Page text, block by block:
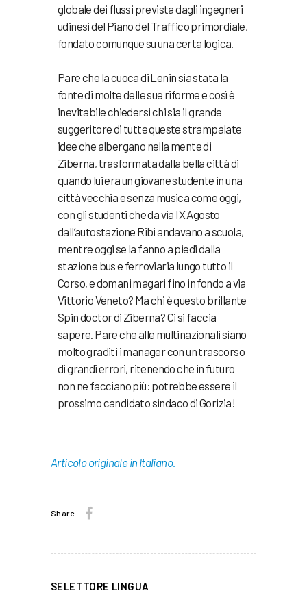
globale dei flussi prevista dagli ingegneri
udinesi del Piano del Traffico primordiale,
fondato comunque su una certa logica.
Pare che la cuoca di Lenin sia stata la
fonte di molte delle sue riforme e così è
inevitabile chiedersi chi sia il grande
suggeritore di tutte queste strampalate
idee che albergano nella mente di
Ziberna, trasformata dalla bella città di
quando lui era un giovane studente in una
città vecchia e senza musica come oggi,
con gli studenti che da via IX Agosto
dall’autostazione Ribi andavano a scuola,
mentre oggi se la fanno a piedi dalla
stazione bus e ferroviaria lungo tutto il
Corso, e domani magari fino in fondo a via
Vittorio Veneto? Ma chi è questo brillante
Spin doctor di Ziberna? Ci si faccia
sapere. Pare che alle multinazionali siano
molto graditi i manager con un trascorso
di grandi errori, ritenendo che in futuro
non ne facciano più: potrebbe essere il
prossimo candidato sindaco di Gorizia!
Articolo originale in Italiano.
Share:
SELETTORE LINGUA